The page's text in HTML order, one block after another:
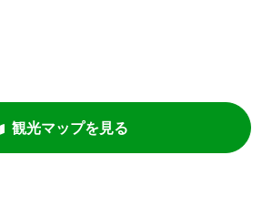
観光マップを見る